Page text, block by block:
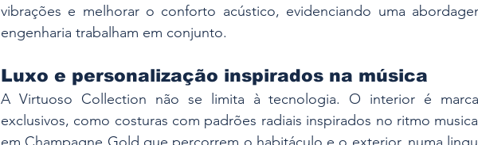
vibrações e melhorar o conforto acústico, evidenciando uma
engenharia trabalham em conjunto.
Luxo e personalização inspirados na música
A Virtuoso Collection não se limita à tecnologia. O interior é
exclusivos, como costuras com padrões radiais inspirados no ritmo